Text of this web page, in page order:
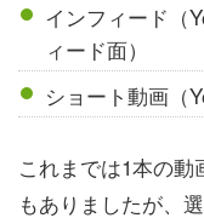
インフィード（
ィード面）
ショート動画（
これまでは1本の
もありましたが、